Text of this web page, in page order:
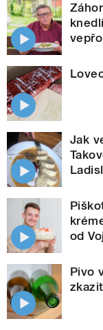
Jak
od
Pivo